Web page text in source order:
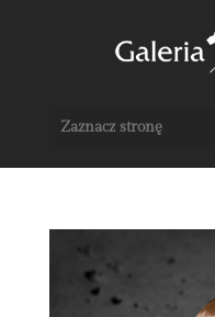
Zaznacz stronę